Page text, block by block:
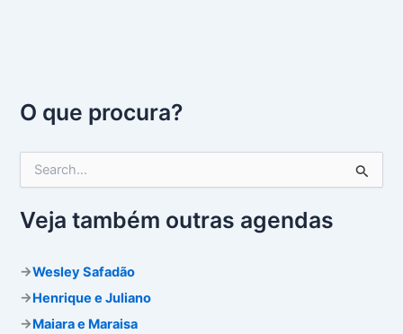
O que procura?
q
u
s
r
p
Veja também outras agendas
→Wesley Safadão
→Henrique e Juliano
→Maiara e Maraisa